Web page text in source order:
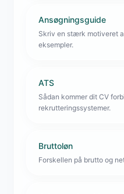
Ansøgningsguide
Skriv en stærk motiveret
eksempler.
ATS
Sådan kommer dit CV
rekrutteringssystemer.
Bruttoløn
Forskellen på brutto og